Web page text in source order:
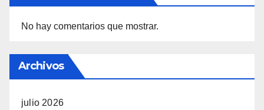
No hay comentarios que mostrar.
Archivos
julio 2026